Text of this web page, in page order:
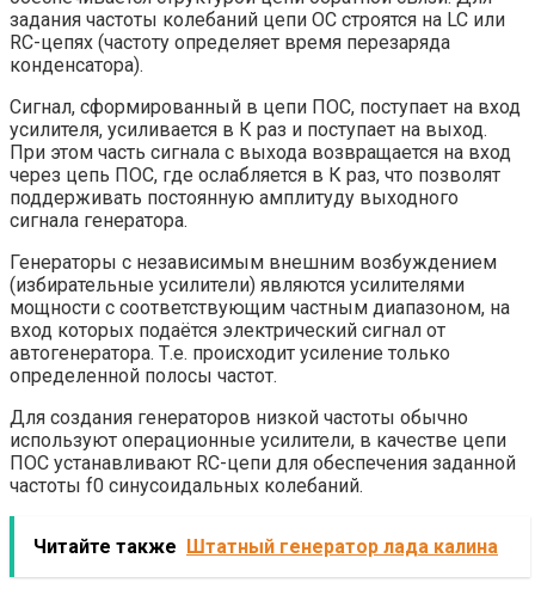
задания частоты колебаний цепи ОС строятся на LC или
RC-цепях (частоту определяет время перезаряда
конденсатора).
Сигнал, сформированный в цепи ПОС, поступает на вход
усилителя, усиливается в К раз и поступает на выход.
При этом часть сигнала с выхода возвращается на вход
через цепь ПОС, где ослабляется в К раз, что позволят
поддерживать постоянную амплитуду выходного
сигнала генератора.
Генераторы с независимым внешним возбуждением
(избирательные усилители) являются усилителями
мощности с соответствующим частным диапазоном, на
вход которых подаётся электрический сигнал от
автогенератора. Т.е. происходит усиление только
определенной полосы частот.
Для создания генераторов низкой частоты обычно
используют операционные усилители, в качестве цепи
ПОС устанавливают RC-цепи для обеспечения заданной
частоты f0 синусоидальных колебаний.
Читайте также Штатный генератор лада калина